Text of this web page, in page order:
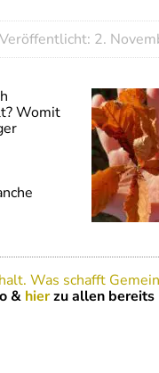
Veröffentlicht: 2.
Womit
Was schafft
& hierzu allen bereits